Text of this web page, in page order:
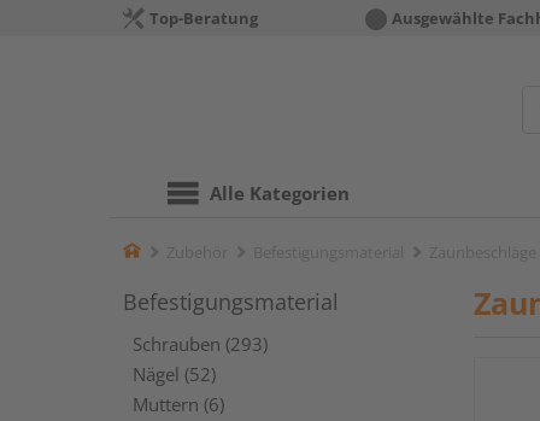
Top-Beratung Ausgewählte
Alle Kategorien
Home
Befestigungsmaterial
Schrauben (293)
Nägel (52)
Muttern (6)